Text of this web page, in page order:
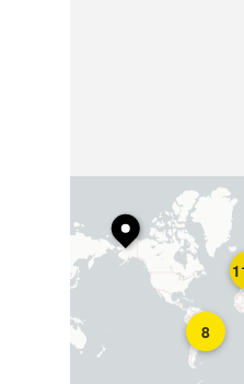
8